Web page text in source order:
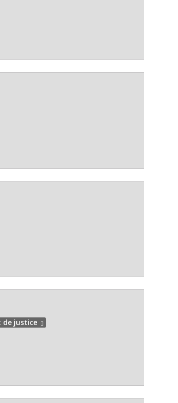
de justice